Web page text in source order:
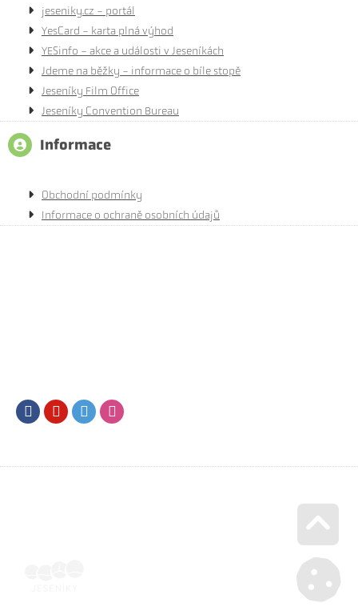
jeseniky.cz - portál
YesCard - karta plná výhod
YESinfo - akce a události v Jeseníkách
Jdeme na běžky - informace o bíle stopě
Jeseníky Film Office
Jeseníky Convention Bureau
Informace
Obchodní podmínky
Informace o ochraně osobních údajů
FacebookYoutubeTwitter
Go